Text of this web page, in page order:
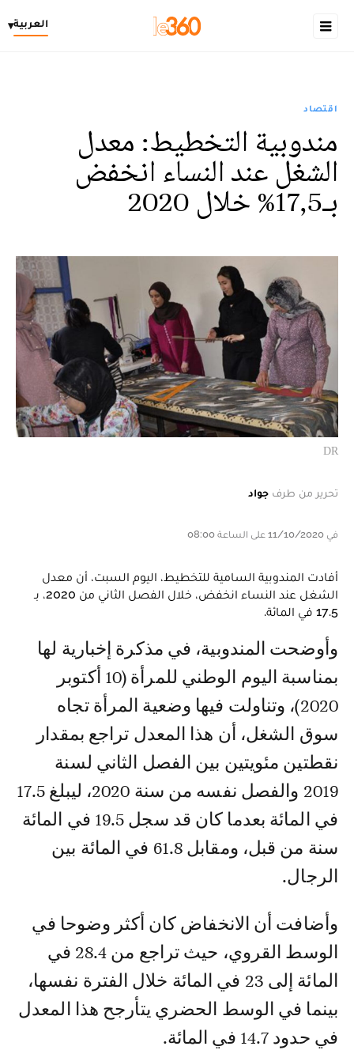
العربية▾
اقتصاد
مندوبية التخطيط: معدل
الشغل عند النساء انخفض
بـ17,5% خلال 2020
DR
تحرير من طرف جواد
في 11/10/2020 على الساعة 08:00
أفادت المندوبية السامية للتخطيط، اليوم السبت، أن معدل
الشغل عند النساء انخفض، خلال الفصل الثاني من 2020، بـ
17.5 في المائة.
وأوضحت المندوبية، في مذكرة إخبارية لها
بمناسبة اليوم الوطني للمرأة (10 أكتوبر
2020)، وتناولت فيها وضعية المرأة تجاه
سوق الشغل، أن هذا المعدل تراجع بمقدار
نقطتين مئويتين بين الفصل الثاني لسنة
2019 والفصل نفسه من سنة 2020، ليبلغ 17.5
في المائة بعدما كان قد سجل 19.5 في المائة
سنة من قبل، ومقابل 61.8 في المائة بين
الرجال.
وأضافت أن الانخفاض كان أكثر وضوحا في
الوسط القروي، حيث تراجع من 28.4 في
المائة إلى 23 في المائة خلال الفترة نفسها،
بينما في الوسط الحضري يتأرجح هذا المعدل
في حدود 14.7 في المائة.